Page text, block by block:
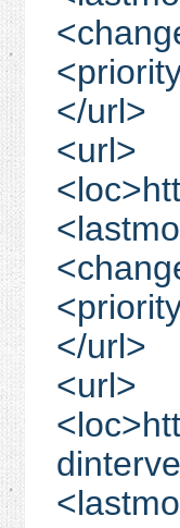
</url>
<url>
</url>
<url>